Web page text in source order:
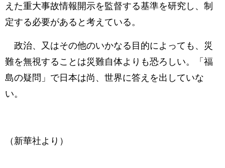
えた重大事故情報開示を監督する基準を研究し、制
定する必要があると考えている。
政治、又はその他のいかなる目的によっても、災
難を無視することは災難自体よりも恐ろしい。「福
島の疑問」で日本は尚、世界に答えを出していな
い。
（新華社より）